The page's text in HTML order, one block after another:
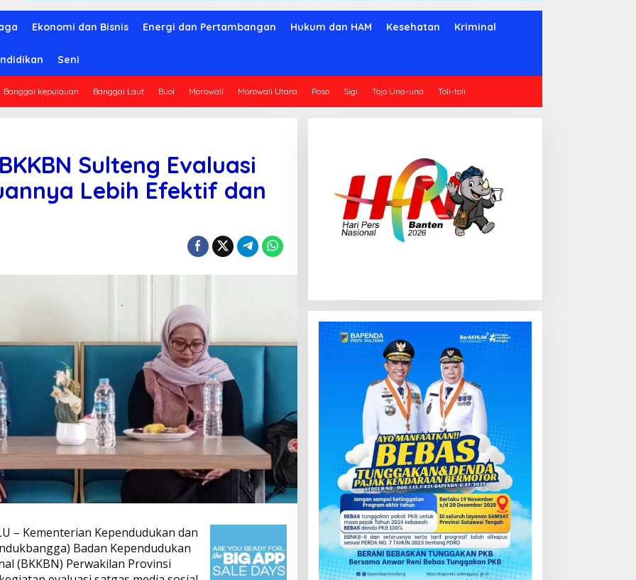
Ekonomi dan Bisnis Energi dan Pertambangan Hukum dan HAM Kesehatan Kriminal
Seni
Banggai kepulauan Banggai Laut Buol Morowali Morowali Utara Poso Sigi Tojo Una-una Toli-toli
Sulteng Evaluasi
Lebih Efektif dan
– Kementerian Kependudukan dan
Badan Kependudukan
(BKKBN) Perwakilan Provinsi